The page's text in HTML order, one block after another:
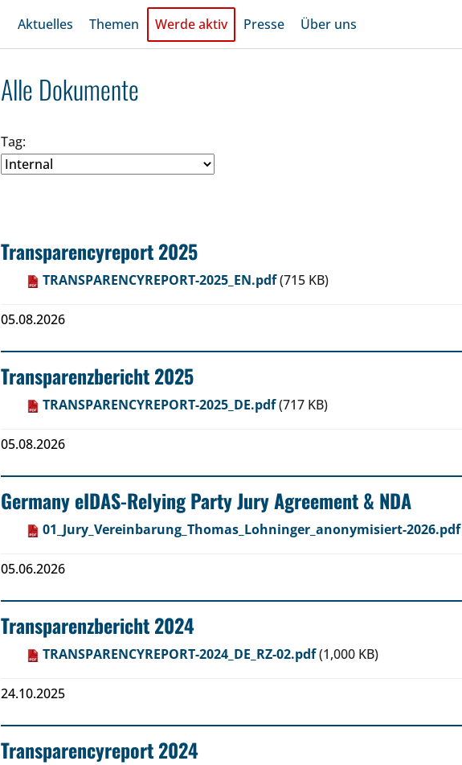
Aktuelles Themen Werde aktiv Presse Über uns
Alle Dokumente
Tag:
Transparencyreport 2025
TRANSPARENCYREPORT-2025_EN.pdf(715 KB)
05.08.2026
Transparenzbericht 2025
TRANSPARENCYREPORT-2025_DE.pdf(717 KB)
05.08.2026
Germany eIDAS-Relying Party Jury Agreement & NDA
01_Jury_Vereinbarung_Thomas_Lohninger_anonymisiert-2026.pdf
05.06.2026
Transparenzbericht 2024
TRANSPARENCYREPORT-2024_DE_RZ-02.pdf(1,000 KB)
24.10.2025
Transparencyreport 2024